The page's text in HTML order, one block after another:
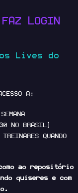
LOGIN
Lives do
A:
NO BRASIL)
QUANDO
ao repositório
quiseres e com